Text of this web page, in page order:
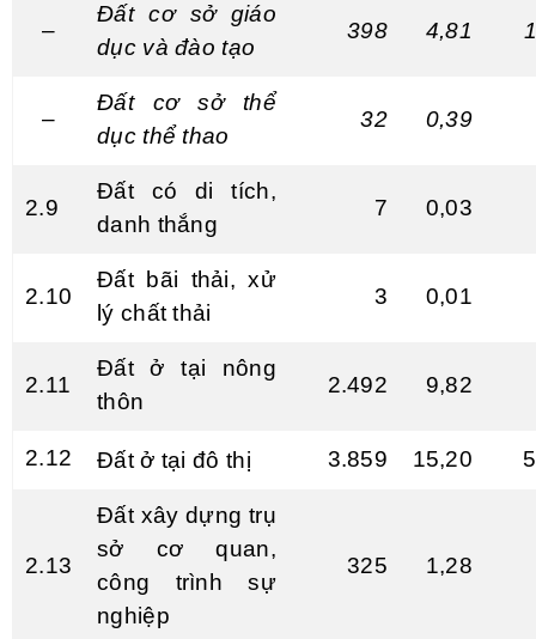
–
Đất cơ sở giáo
dục vàđào tạo
398 4,81
–
Đất cơ sở thể
dục thể thao
32 0,39
2.9
Đất có di tích,
danh thắng
7 0,03
2.10
Đất bãi thải, xử
lý chất thải
3 0,01
2.11
Đất ở tại nông
thôn
2.492 9,82
2.12 Đất ở tại đô thị 3.859 15,20
2.13
Đất xây dựng trụ
sở cơ quan,
công trình sự
nghiệp
325 1,28